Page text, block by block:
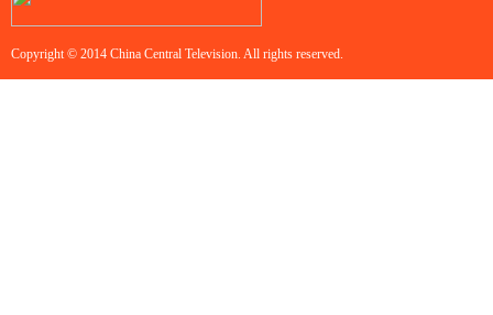
Copyright © 2014 China Central Television. All rights reserved.